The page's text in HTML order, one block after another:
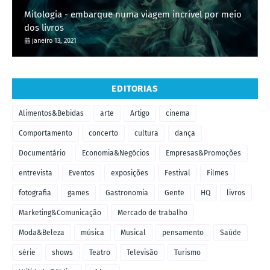
Mitologia - embarque numa viagem incrível por meio
dos livros
janeiro 13, 2021
EDITORIAS
Alimentos&Bebidas arte Artigo cinema
Comportamento concerto cultura dança
Documentário Economia&Negócios Empresas&Promoções
entrevista Eventos exposições Festival Filmes
fotografia games Gastronomia Gente HQ livros
Marketing&Comunicação Mercado de trabalho
Moda&Beleza música Musical pensamento Saúde
série shows Teatro Televisão Turismo